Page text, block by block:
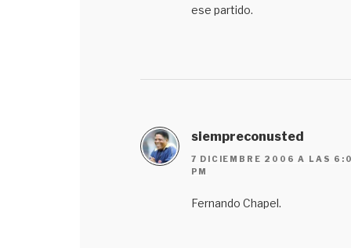
ese partido.
siempreconusted
7 DICIEMBRE 2006 A LAS
PM
Fernando Chapel.